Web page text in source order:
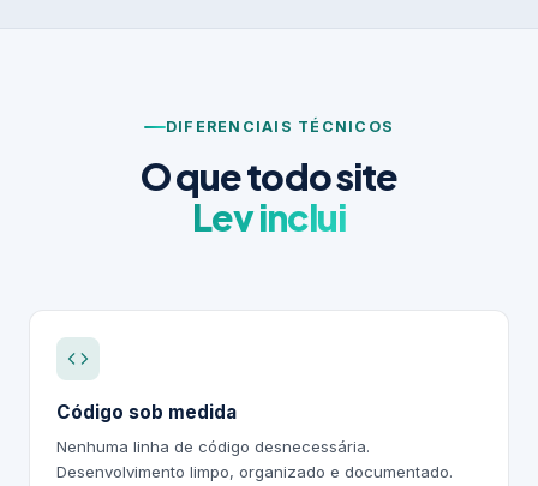
DIFERENCIAIS TÉCNICOS
O que todo site
Lev inclui
Código sob medida
Nenhuma linha de código desnecessária.
Desenvolvimento limpo, organizado e documentado.